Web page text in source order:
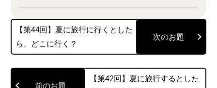
【第44回】夏に旅行に行くとした
ら、どこに行く？
【第42回】夏に旅行するとした